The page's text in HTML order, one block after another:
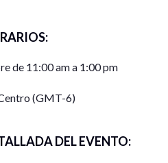
de 11:00 am a 1:00 pm
(GMT-6)
DEL EVENTO: